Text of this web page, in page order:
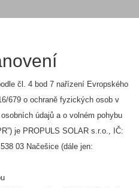
čl. 4 bod 7 nařízení Evropského
679 o ochraně fyzických osob v
údajů a o volném pohybu
je PROPULS SOLAR s.r.o., IČ:
03 Načešice (dále jen: